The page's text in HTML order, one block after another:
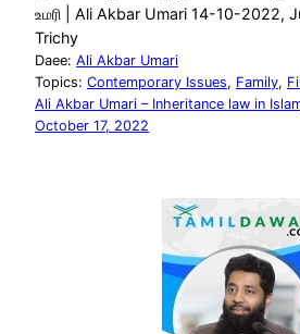
உமரி | Ali Akbar Umari 14-10-2022,
Trichy
Daee: Ali Akbar Umari
Topics: Contemporary Issues, Family,
Ali Akbar Umari – Inheritance law in
October 17, 2022